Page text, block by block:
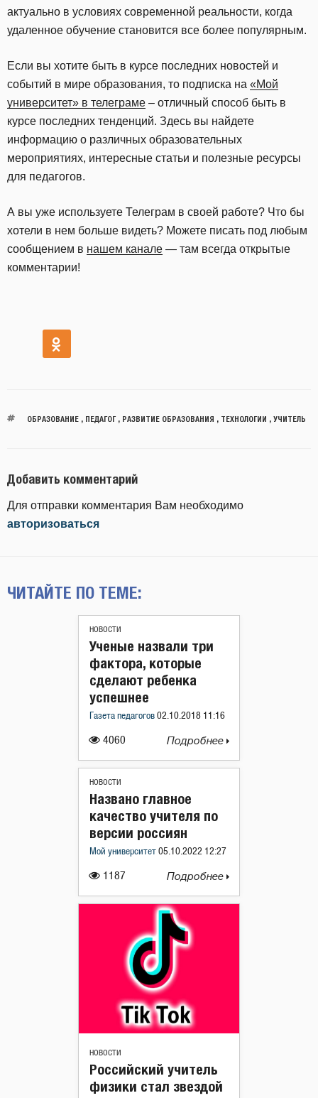
актуально в условиях современной реальности, когда
удаленное обучение становится все более популярным.
Если вы хотите быть в курсе последних новостей и
событий в мире образования, то подписка на «Мой
университет» в телеграме – отличный способ быть в
курсе последних тенденций. Здесь вы найдете
информацию о различных образовательных
мероприятиях, интересные статьи и полезные ресурсы
для педагогов.
А вы уже используете Телеграм в своей работе? Что бы
хотели в нем больше видеть? Можете писать под любым
сообщением в нашем канале — там всегда открытые
комментарии!
ОБРАЗОВАНИЕ, ПЕДАГОГ, РАЗВИТИЕ ОБРАЗОВАНИЯ , ТЕХНОЛОГИИ , УЧИТЕЛЬ
Добавить комментарий
Для отправки комментария Вам необходимо
авторизоваться
ЧИТАЙТЕ ПО ТЕМЕ:
НОВОСТИ
4060
Ученые назвали три
фактора, которые
сделают ребенка
успешнее
Газета педагогов 02.10.2018 11:16
Подробнее
НОВОСТИ
1187
Названо главное
качество учителя по
версии россиян
Мой университет 05.10.2022 12:27
Подробнее
НОВОСТИ
Российский учитель
физики стал звездой